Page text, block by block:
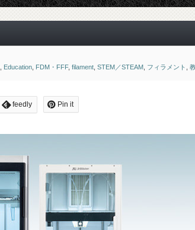
Education FDM・FFF, filament STEM／STEAM フィラメント
feedly Pin it